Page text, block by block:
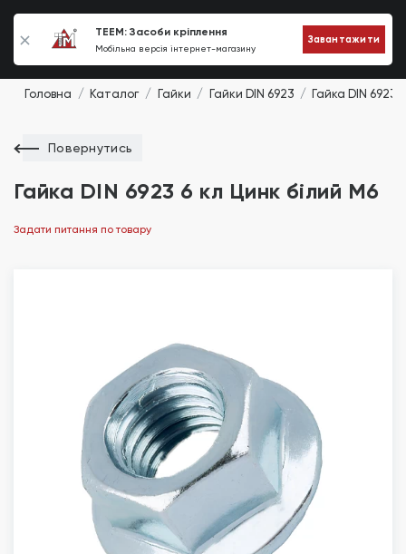
TEEM: Засоби кріплення
Мобільна версія інтернет-магазину
Завантажити
0
Головна Каталог Гайки Гайки DIN 6923 Гайка DIN 6923
Повернутись
Гайка DIN 6923 6 кл Цинк білий M6
Задати питання по товару